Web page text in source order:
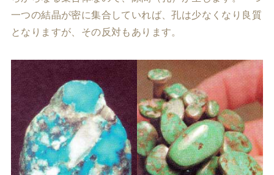
一つの結晶が密に集合していれば、孔は少なくなり良質
となりますが、その反対もあります。